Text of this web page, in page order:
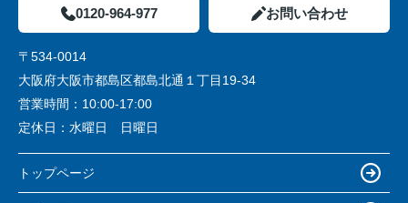
0120-964-977 お問い合わせ
〒534-0014
大阪府大阪市都島区都島北通１丁目19-34
営業時間： 10:00-17:00
定休日： 水曜日 日曜日
トップページ